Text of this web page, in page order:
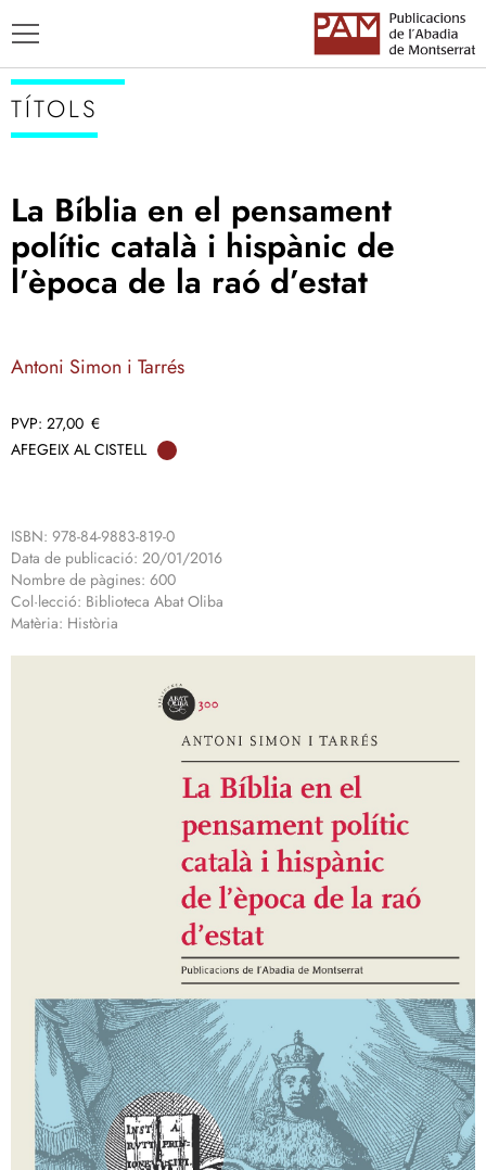
TÍTOLS
AUTORS
ENSENYAMENT CATALÀ
TÍTOLS
La Bíblia en el pensament
polític català i hispànic de
l’època de la raó d’estat
Antoni Simon i Tarrés
27,00 €
AFEGEIX AL CISTELL
ISBN: 978-84-9883-819-0
Data de publicació: 20/01/2016
Nombre de pàgines: 600
Col·lecció: Biblioteca Abat Oliba
Matèria: Història